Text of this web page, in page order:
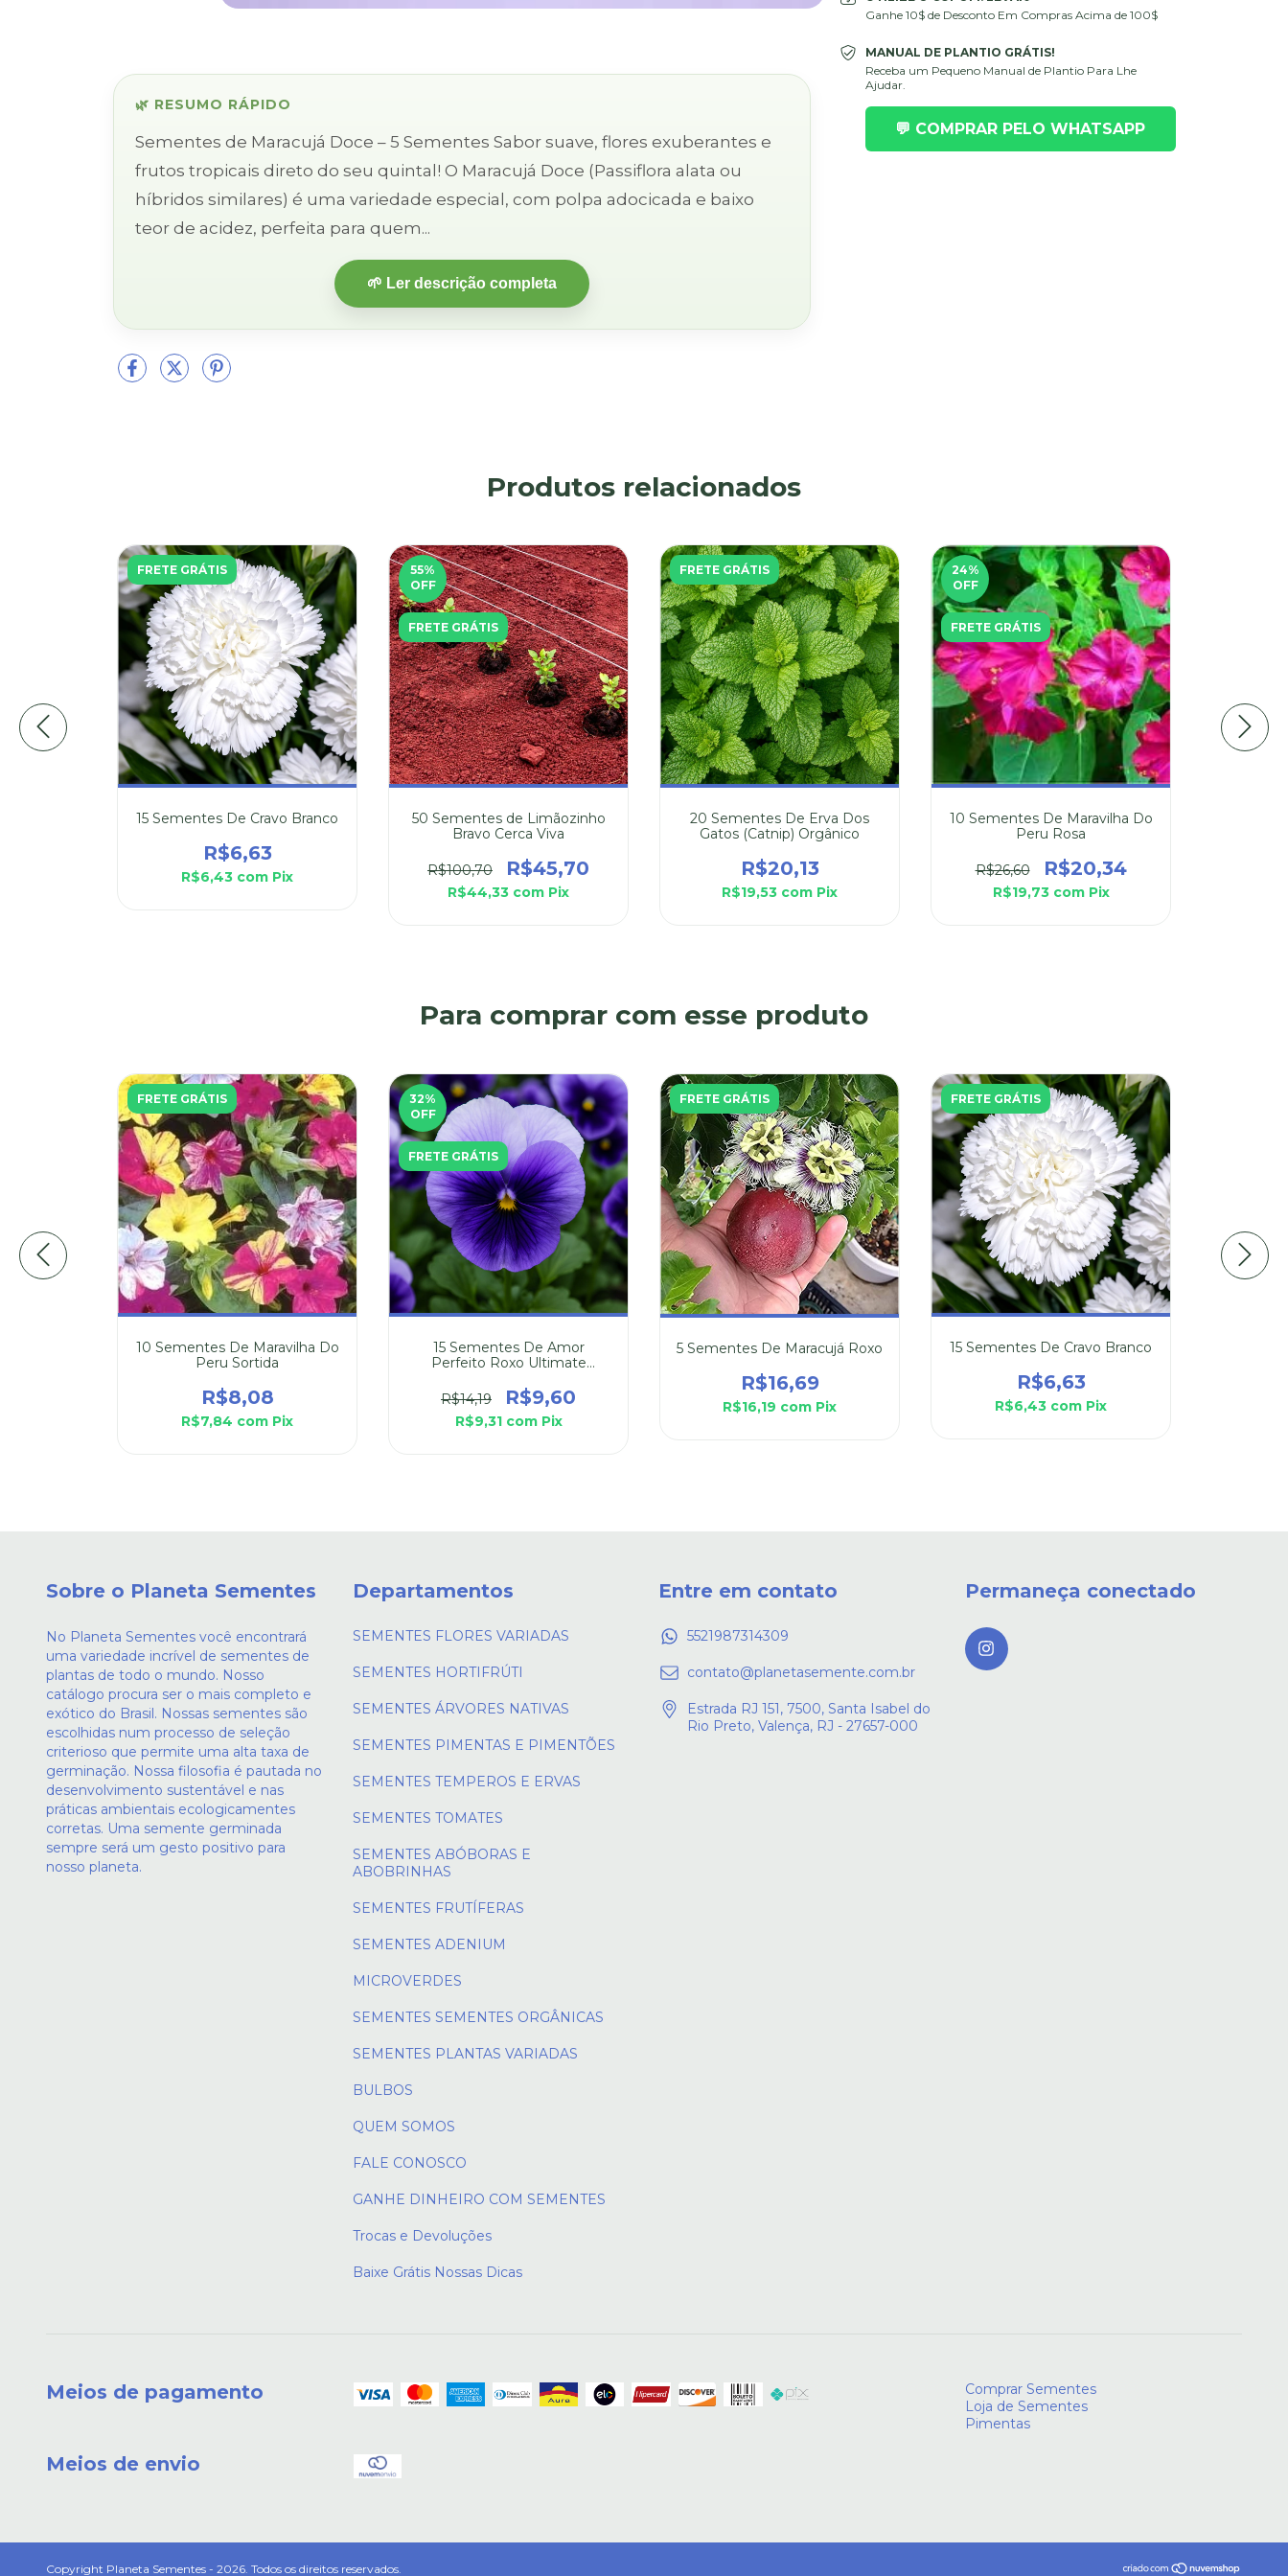
🌿 RESUMO RÁPIDO
Sementes de Maracujá Doce – 5 Sementes Sabor suave, flores exuberantes e
frutos tropicais direto do seu quintal! O Maracujá Doce (Passiflora alata ou
híbridos similares) é uma variedade especial, com polpa adocicada e baixo
teor de acidez, perfeita para quem...
🌱 Ler descrição completa
Ganhe 10$ de Desconto Em Compras Acima de 100$
MANUAL DE PLANTIO GRÁTIS!
Receba um Pequeno Manual de Plantio Para Lhe
Ajudar.
💬 COMPRAR PELO WHATSAPP
Produtos relacionados
FRETE GRÁTIS
15 Sementes De Cravo Branco
R$6,63
R$6,43 com Pix
55%
OFF
FRETE GRÁTIS
50 Sementes de Limãozinho
Bravo Cerca Viva
R$100,70 R$45,70
R$44,33 com Pix
FRETE GRÁTIS
20 Sementes De Erva Dos
Gatos (Catnip) Orgânico
R$20,13
R$19,53 com Pix
24%
OFF
FRETE GRÁTIS
10 Sementes De Maravilha Do
Peru Rosa
R$26,60 R$20,34
R$19,73 com Pix
Para comprar com esse produto
FRETE GRÁTIS
10 Sementes De Maravilha Do
Peru Sortida
R$8,08
R$7,84 com Pix
32%
OFF
FRETE GRÁTIS
15 Sementes De Amor
Perfeito Roxo Ultimate
R$14,19
R$9,60
R$9,31 com Pix
FRETE GRÁTIS
5 Sementes De Maracujá Roxo
R$16,69
R$16,19 com Pix
FRETE GRÁTIS
15 Sementes De Cravo Branco
R$6,63
R$6,43 com Pix
Sobre o Planeta Sementes
No Planeta Sementes você encontrará
uma variedade incrível de sementes de
plantas de todo o mundo. Nosso
catálogo procura ser o mais completo e
exótico do Brasil. Nossas sementes são
escolhidas num processo de seleção
criterioso que permite uma alta taxa de
germinação. Nossa filosofia é pautada no
desenvolvimento sustentável e nas
práticas ambientais ecologicamentes
corretas. Uma semente germinada
sempre será um gesto positivo para
nosso planeta.
Departamentos
SEMENTES FLORES VARIADAS
SEMENTES HORTIFRÚTI
SEMENTES ÁRVORES NATIVAS
SEMENTES PIMENTAS E PIMENTÕES
SEMENTES TEMPEROS E ERVAS
SEMENTES TOMATES
SEMENTES ABÓBORAS E
ABOBRINHAS
SEMENTES FRUTÍFERAS
SEMENTES ADENIUM
MICROVERDES
SEMENTES SEMENTES ORGÂNICAS
SEMENTES PLANTAS VARIADAS
BULBOS
QUEM SOMOS
FALE CONOSCO
GANHE DINHEIRO COM SEMENTES
Trocas e Devoluções
Baixe Grátis Nossas Dicas
Entre em contato
5521987314309
contato@planetasemente.com.br
Estrada RJ 151, 7500, Santa Isabel do
Rio Preto, Valença, RJ - 27657-000
Permaneça conectado
Meios de pagamento
Meios de envio
Comprar Sementes
Loja de Sementes
Pimentas
Copyright Planeta Sementes - 2026. Todos os direitos reservados.